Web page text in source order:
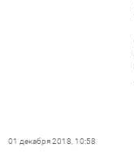
01 декабря 2018, 10:58